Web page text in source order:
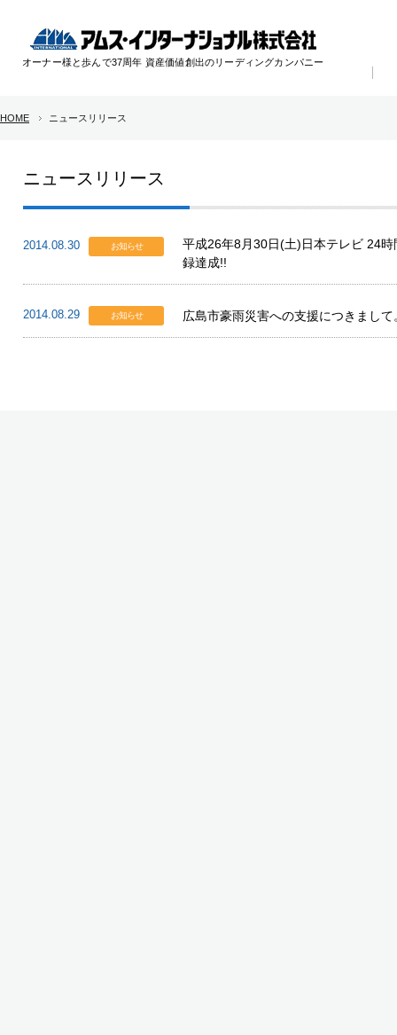
オーナー様と歩んで37周年 資産価値創出のリーディングカンパニー
HOME ニュースリリース
ニュースリリース
2014.08.30 お知らせ
平成26年8月30日(土)日本テレビ 24
録達成!!
2014.08.29 お知らせ 広島市豪雨災害への支援につきまして